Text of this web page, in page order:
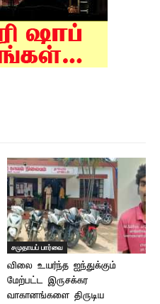
சமுதாயப் பார்வை
விலை உயர்ந்த ஐந்துக்கும்
மேற்பட்ட இருசக்கர
வாகானங்களை திருடிய